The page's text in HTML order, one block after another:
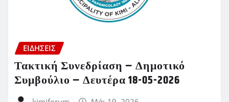
ΕΙΔΗΣΕΙΣ
Τακτική Συνεδρίαση – Δημοτικό
Συμβούλιο – Δευτέρα 18-05-2026